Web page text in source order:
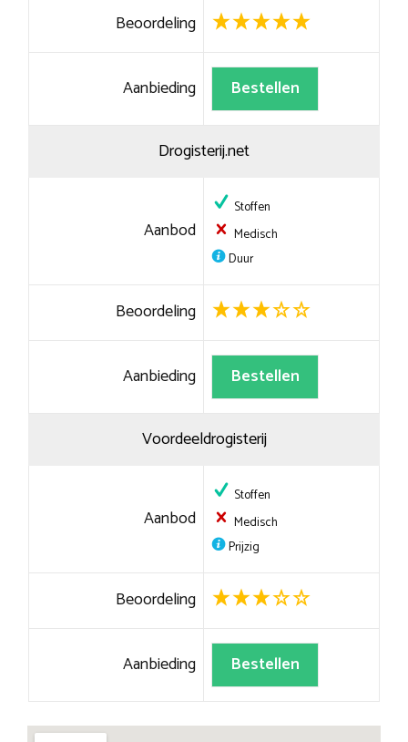
Beoordeling
Aanbieding Bestellen
Drogisterij.net
Aanbod
Stoffen
Medisch
Duur
Beoordeling
Aanbieding Bestellen
Voordeeldrogisterij
Aanbod
Stoffen
Medisch
Prijzig
Beoordeling
Aanbieding Bestellen